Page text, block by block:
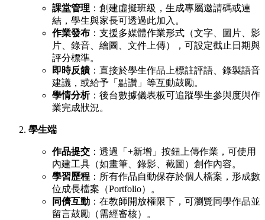
課堂管理 ：創建虛擬班級，生成專屬邀請碼或連
結，學生與家長可透過此加入。
作業發布 ：支援多媒體作業形式（文字、圖片、影
片、錄音、繪圖、文件上傳），可設定截止日期與
評分標準。
即時反饋：直接於學生作品上標註評語、錄製語音
建議，或給予「點讚」等互動鼓勵。
學情分析：後台數據儀表板可追蹤學生參與度與作
業完成狀況。
學生端
作品提交 ：透過「+新增」按鈕上傳作業，可使用
內建工具（如畫筆、錄影、截圖）創作內容。
學習歷程 ：所有作品自動保存於個人檔案，形成數
位成長檔案（Portfolio）。
同儕互動 ：在教師開放權限下，可瀏覽同學作品並
留言鼓勵（需經審核）。